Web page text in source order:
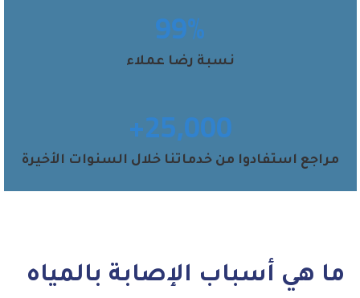
99%
نسبة رضا عملاء
25,000+
مراجع استفادوا من خدماتنا خلال السنوات الأخيرة
ما هي أسباب الإصابة بالمياه